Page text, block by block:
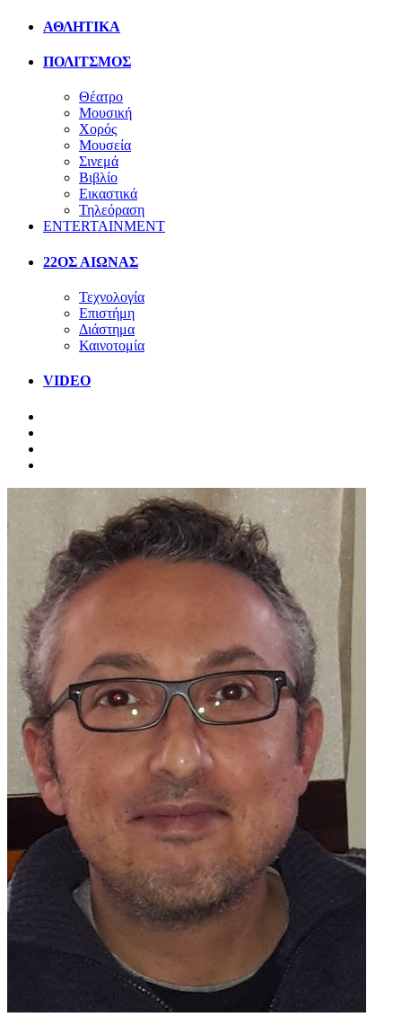
ΑΘΛΗΤΙΚΑ
ΠΟΛΙΤΣΜΟΣ
Θέατρο
Μουσική
Χορός
Μουσεία
Σινεμά
Βιβλίο
Εικαστικά
Τηλεόραση
ENTERTAINMENT
22ΟΣ ΑΙΩΝΑΣ
Τεχνολογία
Επιστήμη
Διάστημα
Καινοτομία
VIDEO